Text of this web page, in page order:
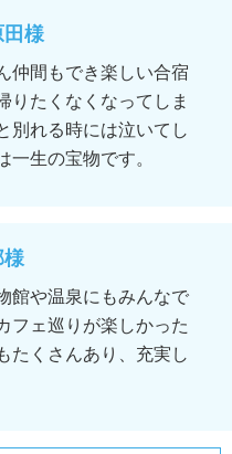
様
仲間もでき楽しい合宿
りたくなくなってしま
別れる時には泣いてし
一生の宝物です。
館や温泉にもみんなで
フェ巡りが楽しかった
たくさんあり、充実し